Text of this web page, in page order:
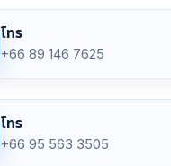
โทร
+66 89 146 7625
โทร
+66 95 563 3505